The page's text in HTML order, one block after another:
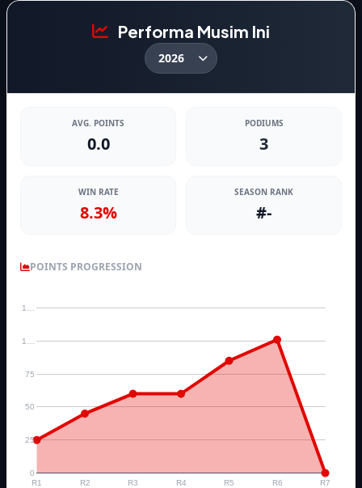
Performa Musim Ini
AVG. POINTS
0.0
PODIUMS
3
WIN RATE
8.3%
SEASON RANK
#-
POINTS PROGRESSION
R1 R2 R3 R4 R5 R6 R7
0
25
50
75
1…
1…